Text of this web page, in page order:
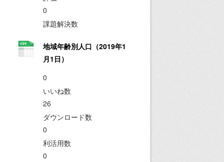
0
課題解決数
地域年齢別人口（2019年1
月1日）
0
いいね数
26
ダウンロード数
0
利活用数
0